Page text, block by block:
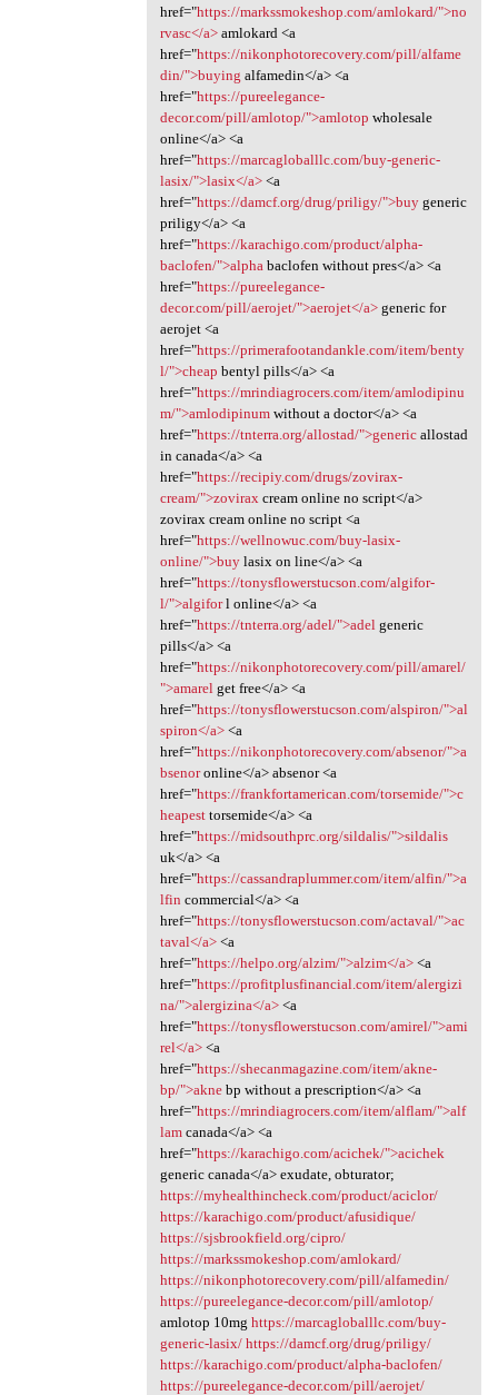
href="https://markssmokeshop.com/amlokard/">no
rvasc</a>amlokard <a
href="https://nikonphotorecovery.com/pill/alfame
din/">buying alfamedin</a> <a
href="https://pureelegance-
decor.com/pill/amlotop/">amlotop wholesale
online</a> <a
href="https://marcagloballlc.com/buy-generic-
lasix/">lasix</a><a
href="https://damcf.org/drug/priligy/">buygeneric
priligy</a> <a
href="https://karachigo.com/product/alpha-
baclofen/">alpha baclofen without pres</a> <a
href="https://pureelegance-
decor.com/pill/aerojet/">aerojet</a>generic for
aerojet <a
href="https://primerafootandankle.com/item/benty
l/">cheap bentyl pills</a> <a
href="https://mrindiagrocers.com/item/amlodipinu
m/">amlodipinumwithout a doctor</a> <a
href="https://tnterra.org/allostad/">genericallostad
in canada</a> <a
href="https://recipiy.com/drugs/zovirax-
cream/">zovirax cream online no script</a>
zovirax cream online no script <a
href="https://wellnowuc.com/buy-lasix-
online/">buylasix on line</a> <a
href="https://tonysflowerstucson.com/algifor-
l/">algiforl online</a> <a
href="https://tnterra.org/adel/">adel generic
pills</a> <a
href="https://nikonphotorecovery.com/pill/amarel/
">amarel get free</a> <a
href="https://tonysflowerstucson.com/alspiron/">al
spiron</a><a
href="https://nikonphotorecovery.com/absenor/">a
bsenoronline</a> absenor <a
href="https://frankfortamerican.com/torsemide/">c
heapesttorsemide</a> <a
href="https://midsouthprc.org/sildalis/">sildalis
uk</a> <a
href="https://cassandraplummer.com/item/alfin/">a
lfin commercial</a> <a
href="https://tonysflowerstucson.com/actaval/">ac
taval</a><a
href="https://helpo.org/alzim/">alzim</a><a
href="https://profitplusfinancial.com/item/alergizi
na/">alergizina</a><a
href="https://tonysflowerstucson.com/amirel/">ami
rel</a><a
href="https://shecanmagazine.com/item/akne-
bp/">aknebp without a prescription</a> <a
href="https://mrindiagrocers.com/item/alflam/">alf
lamcanada</a> <a
href="https://karachigo.com/acichek/">acichek
generic canada</a> exudate, obturator;
https://myhealthincheck.com/product/aciclor/
https://karachigo.com/product/afusidique/
https://sjsbrookfield.org/cipro/
https://markssmokeshop.com/amlokard/
https://nikonphotorecovery.com/pill/alfamedin/
https://pureelegance-decor.com/pill/amlotop/
amlotop 10mg https://marcagloballlc.com/buy-
generic-lasix/ https://damcf.org/drug/priligy/
https://karachigo.com/product/alpha-baclofen/
https://pureelegance-decor.com/pill/aerojet/